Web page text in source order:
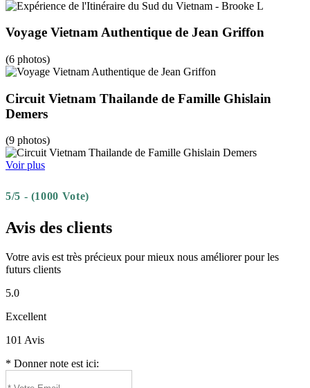
Voyage Vietnam Authentique de Jean Griffon
(6 photos)
Circuit Vietnam Thailande de Famille Ghislain
Demers
(9 photos)
Voir plus
5/5 - (1000 Vote)
Avis des clients
Votre avis est très précieux pour mieux nous améliorer pour les
futurs clients
5.0
Excellent
101 Avis
* Donner note est ici: